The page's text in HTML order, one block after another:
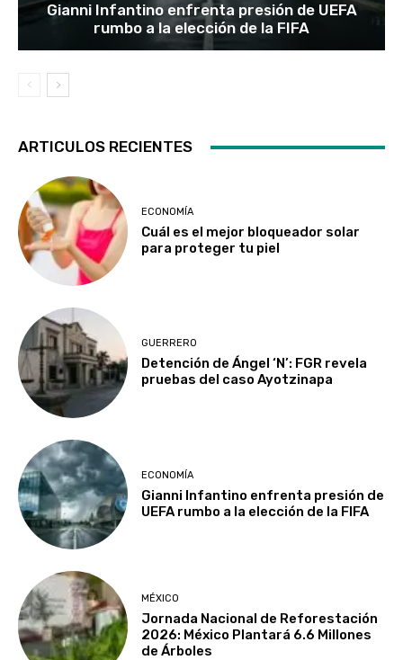
Gianni Infantino enfrenta presión de UEFA
rumbo a la elección de la FIFA
ARTICULOS RECIENTES
ECONOMÍA
Cuál es el mejor bloqueador solar
para proteger tu piel
GUERRERO
Detención de Ángel ‘N’: FGR revela
pruebas del caso Ayotzinapa
ECONOMÍA
Gianni Infantino enfrenta presión de
UEFA rumbo a la elección de la FIFA
MÉXICO
Jornada Nacional de Reforestación
2026: México Plantará 6.6 Millones
de Árboles